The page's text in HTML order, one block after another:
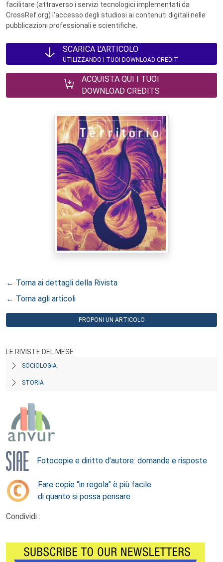
facilitare (attraverso i servizi tecnologici implementati da
CrossRef.org) l’accesso degli studiosi ai contenuti digitali nelle
pubblicazioni professionali e scientifiche.
SCARICA L'ARTICOLO
UTILIZZANDO I TUOI DOWNLOAD CREDIT
ACQUISTA QUI I TUOI
DOWNLOAD CREDITS
← Torna ai dettagli della Rivista
← Torna agli articoli
PROPONI UN ARTICOLO
LE RIVISTE DEL MESE
SOCIOLOGIA
STORIA
Fotocopie e diritto d’autore: domande e risposte
Fare copie “in regola” è più facile
di quanto si possa pensare
Condividi :